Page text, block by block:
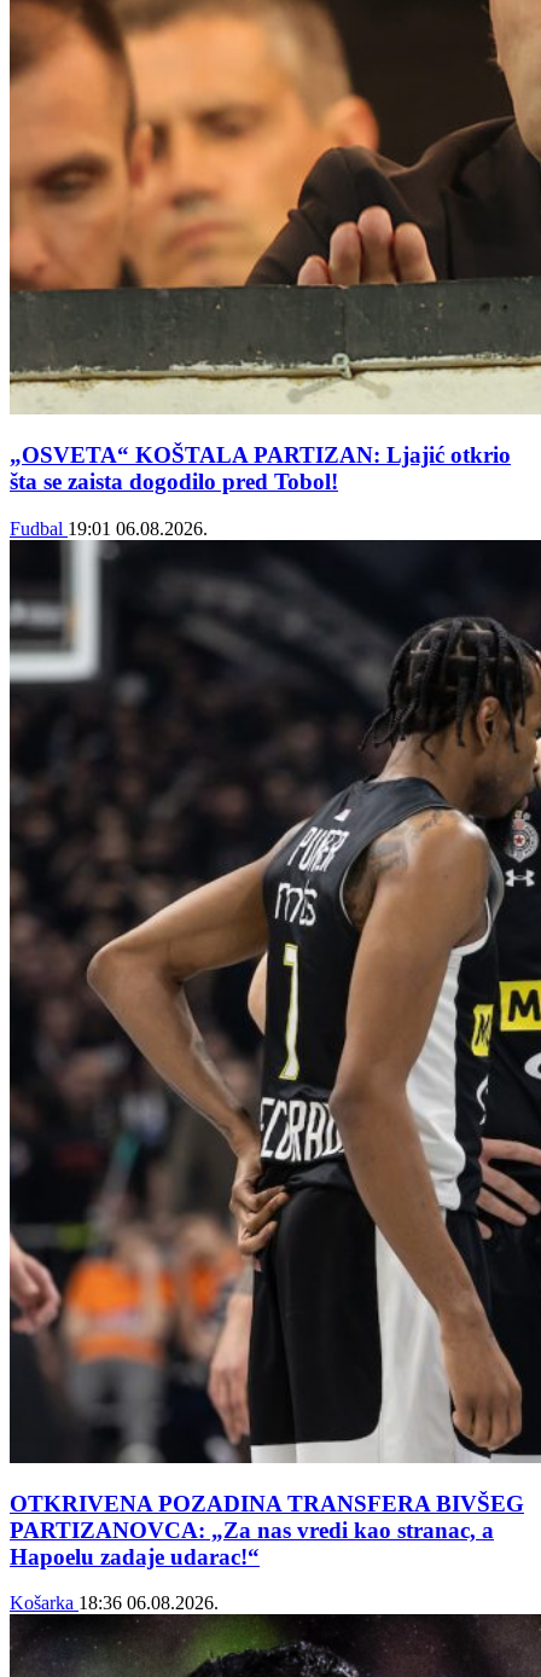
„OSVETA“ KOŠTALA PARTIZAN: Ljajić otkrio
šta se zaista dogodilo pred Tobol!
Fudbal 19:01 06.08.2026.
OTKRIVENA POZADINA TRANSFERA BIVŠEG
PARTIZANOVCA: „Za nas vredi kao stranac, a
Hapoelu zadaje udarac!“
Košarka 18:36 06.08.2026.